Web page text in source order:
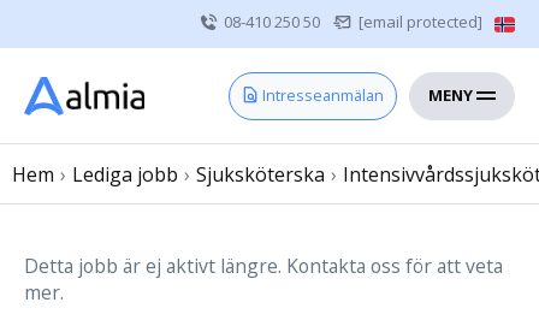
08-410 250 50 [email protected]
Intresseanmälan MENY
Hem
Vårdgivare
Om oss
Hem › Lediga jobb › Sjuksköterska ›
Detta jobb är ej aktivt längre. Kontakta oss för att veta
mer.